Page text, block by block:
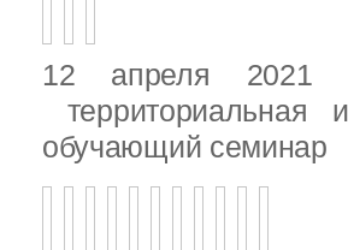
12 апреля 2021
территориальная
обучающий семинар